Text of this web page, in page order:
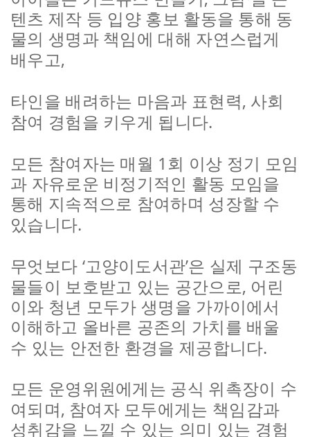
텐츠 제작 등 입양 홍보 활동을 통해 동
물의 생명과 책임에 대해 자연스럽게
배우고,
타인을 배려하는 마음과 표현력, 사회
참여 경험을 키우게 됩니다.
모든 참여자는 매월 1 회 이상 정기 모임
과 자유로운 비정기적인 활동 모임을
통해 지속적으로 참여하며 성장할 수
있습니다.
무엇보다 ‘고양이도서관’은 실제 구조동
물들이 보호받고 있는 공간으로, 어린
이와 청년 모두가 생명을 가까이에서
이해하고 올바른 공존의 가치를 배울
수 있는 안전한 환경을 제공합니다.
모든 운영위원에게는 공식 위촉장이 수
여되며 , 참여자 모두에게는 책임감과
성취감을 느낄 수 있는 의미 있는 경험